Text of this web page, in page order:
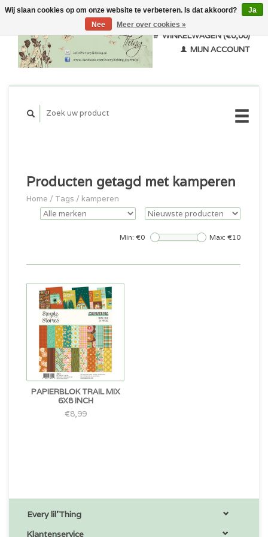
WINKELWAGEN (€0,00)
MIJN ACCOUNT
Producten getagd met kamperen
Home / Tags / kamperen
Min: €0 Max: €10
PAPIERBLOK TRAIL MIX
6X8 INCH
€8,99
Every lil'Thing
Klantenservice
Wij slaan cookies op om onze website te verbeteren. Is dat akkoord?
Ja
Nee
Meer over cookies »